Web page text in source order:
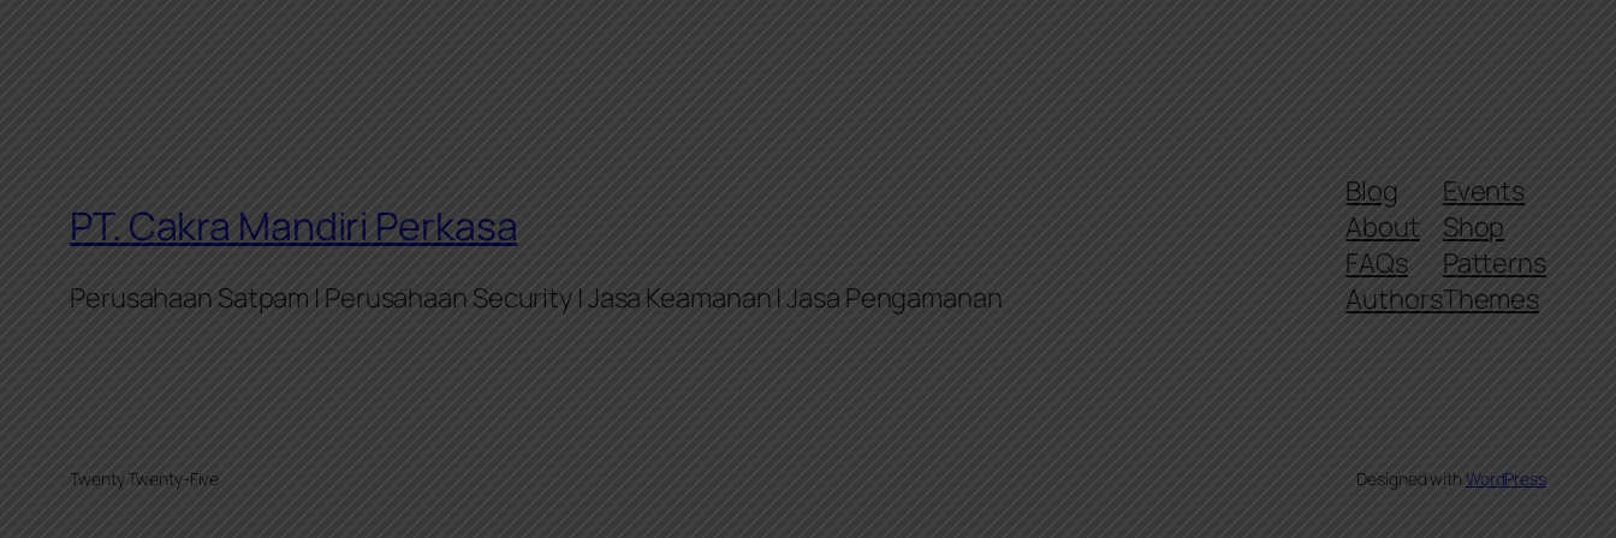
PT. Cakra Mandiri Perkasa
Perusahaan Satpam | Perusahaan Security | Jasa Keamanan | Jasa Pengamanan
Blog
About
FAQs
Authors
Events
Shop
Patterns
Themes
Twenty Twenty-Five Designed withWordPress